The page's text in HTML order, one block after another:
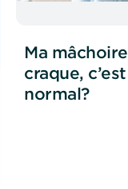
Ma mâchoire
craque, c’est
normal?